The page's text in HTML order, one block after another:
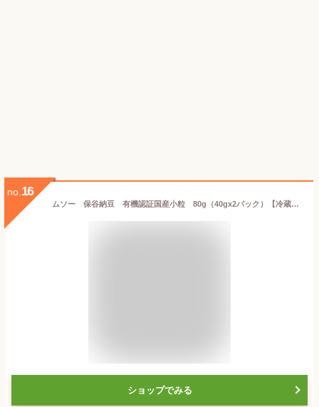
no. 16
ムソー 保谷納豆 有機認証国産小粒 80g（40gx2パック）【冷蔵】オーガニック 保存料 無添加 ナットウキナーゼ 大豆イソフラボン アンチエイジング ムソー
ショップでみる